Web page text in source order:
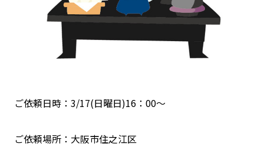
ご依頼日時：3/17(日曜日)16：00～
ご依頼場所：大阪市住之江区